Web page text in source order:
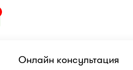
Онлайн консультация